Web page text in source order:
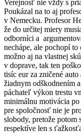
Verejnosť nie vždy s
Poukázal na to aj
v Nemecku. Profesor
že do určitej miery
odborníci a
nechápe, ale pochopí
možno aj na vlastnej
v doprave, tak ten
tisíc eur za zničené
žiadnym odškodnením
páchateľ výkon trestu
minimálnu motivácia
pre spoločnosť nie je
slobody, pretože potom
respektíve len s